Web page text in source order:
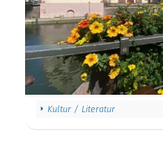
Kultur / Literatur